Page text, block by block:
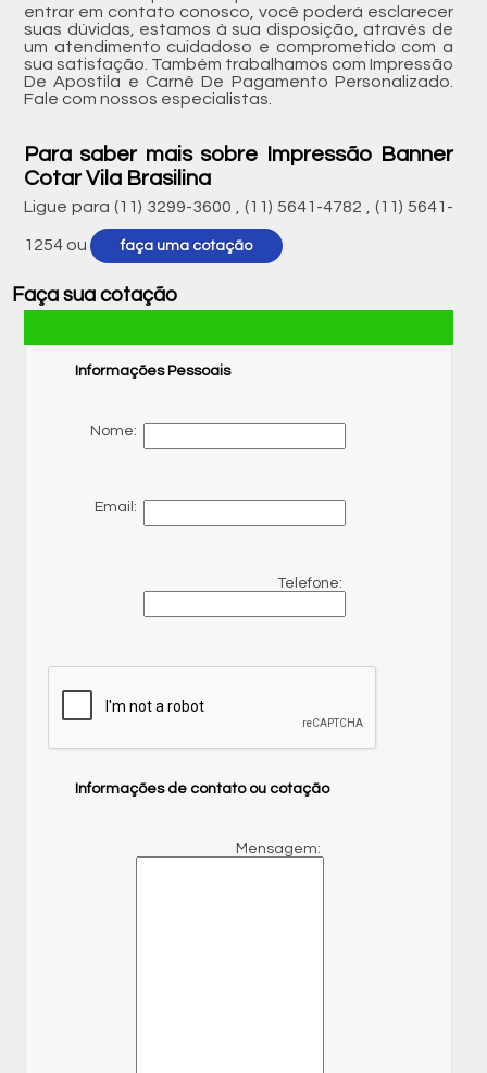
entrar em contato conosco, você poderá esclarecer
suas dúvidas, estamos à sua disposição, através de
um atendimento cuidadoso e comprometido com a
sua satisfação. Também trabalhamos com Impressão
De Apostila e Carnê De Pagamento Personalizado.
Fale com nossos especialistas.
Para saber mais sobre Impressão Banner
Cotar Vila Brasilina
Ligue para (11) 3299-3600 ,(11) 5641-4782 ,(11) 5641-
1254 ou faça uma cotação
Faça sua cotação
Informações Pessoais
Nome:
Email:
Telefone:
Informações de contato ou cotação
Mensagem: